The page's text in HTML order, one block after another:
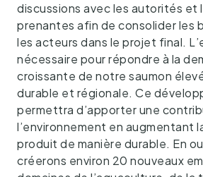
discussions avec les autorités et
prenantes afin de consolider les
les acteurs dans le projet final.
nécessaire pour répondre à la
croissante de notre saumon
durable et régionale. Ce
permettra d’apporter une
l’environnement en augmentant
produit de manière durable. En
créerons environ 20 nouveaux